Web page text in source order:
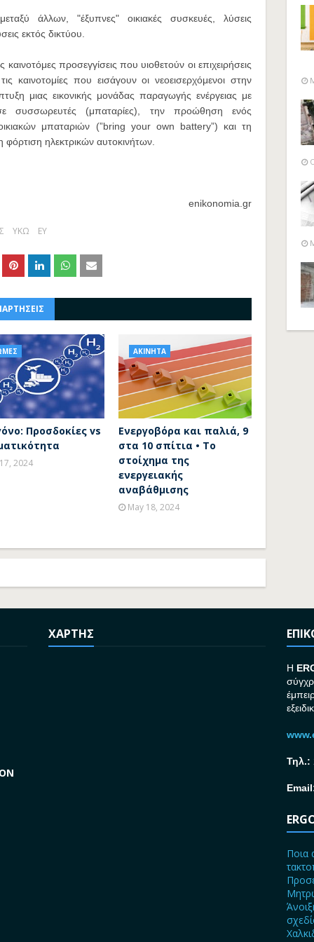
άλλων, "έξυπνες" οικιακές συσκευές, λύσεις
εκτός δικτύου.
καινοτόμες προσεγγίσεις που υιοθετούν οι επιχειρήσεις
καινοτομίες που εισάγουν οι νεοεισερχόμενοι στην
μιας εικονικής μονάδας παραγωγής ενέργειας με
συσσωρευτές (μπαταρίες), την προώθηση ενός
οικιακών μπαταριών (”bring your own battery”) και τη
ηλεκτρικών αυτοκινήτων.
enikonomia.gr
ΥΚΩ EY
Προσδοκίες vs
2024
ΑΚΙΝΗΤΑ
Ενεργοβόρα και παλιά, 9
στα 10 σπίτια • To
στοίχημα της
ενεργειακής
αναβάθμισης
May 18, 2024
ΧΑΡΤΗΣ
H
Τηλ.:
Ποια